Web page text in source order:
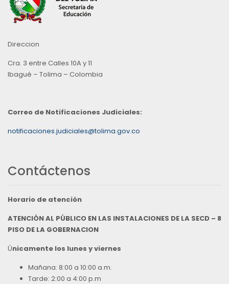
Direccion
Cra. 3 entre Calles 10A y 11
Ibagué – Tolima – Colombia
Correo de Notificaciones Judiciales:
notificaciones.judiciales@tolima.gov.co
Contáctenos
Horario de atención
ATENCIÓN AL PÚBLICO EN LAS INSTALACIONES DE LA SECD – 8
PISO DE LA GOBERNACION
Únicamente los lunes y viernes
Mañana: 8:00 a 10:00 a.m.
Tarde: 2:00 a 4:00 p.m